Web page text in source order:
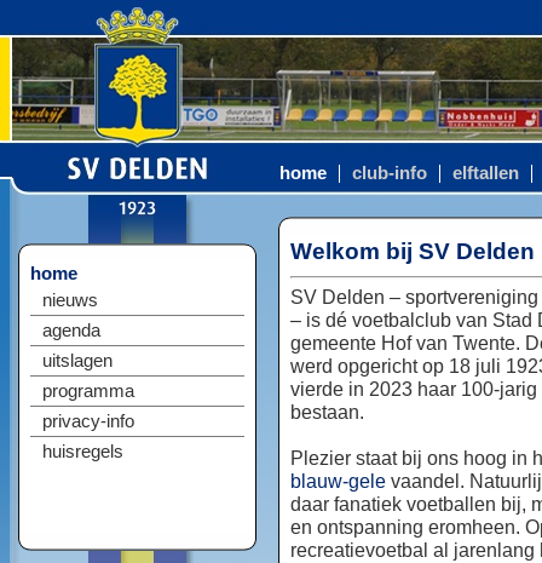
home club-info elftallen
home
nieuws
agenda
uitslagen
programma
privacy-info
huisregels
Welkom bij SV Delden
SV Delden –
– is dé voetbalclub van Stad
gemeente Hof van Twente.
werd opgericht op 18 juli
vierde in 2023 haar 100-jarig
bestaan.
Plezier staat bij ons hoog in
blauw-gele vaandel.
daar fanatiek voetballen bij,
en ontspanning eromheen.
recreatievoetbal al jarenlang